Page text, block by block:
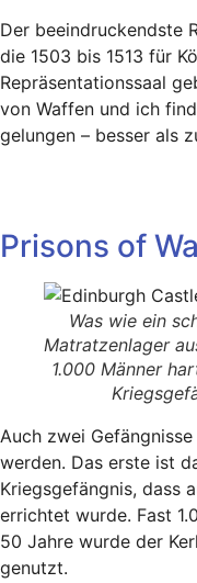
Der beeindruckendste
die 1503 bis 1513 für
Repräsentationssaal
von Waffen und ich
gelungen – besser als
Prisons of
Was wie ein
Matratzenlager
1.000 Männer
Auch zwei
werden. Das erste ist
Kriegsgefängnis, dass
errichtet wurde. Fast
50 Jahre wurde der
genutzt.